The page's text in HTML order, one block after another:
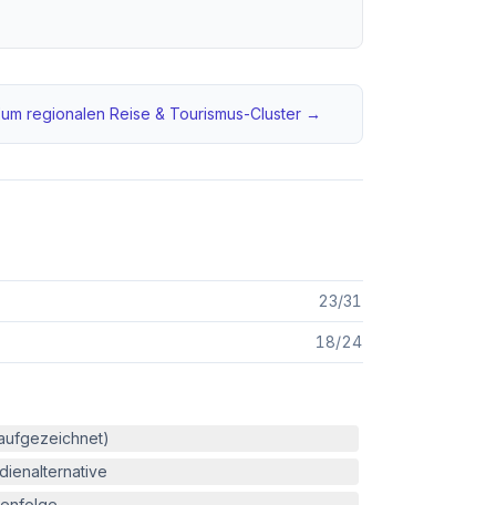
regionalen Reise & Tourismus-Cluster →
23/31
18/24